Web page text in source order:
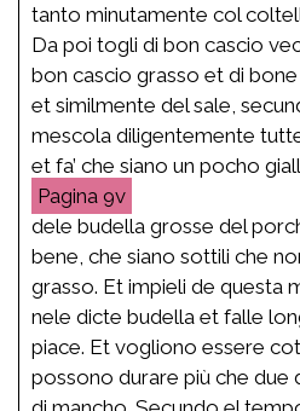
tanto minutamente col
Da poi togli di bon cascio
bon cascio grasso et di
et similmente del sale,
mescola diligentemente
et fa’ che siano un pocho
9v
dele budella grosse del
bene, che siano sottili che
grasso. Et impieli de questa
nele dicte budella et falle
piace. Et vogliono essere
possono durare più che due